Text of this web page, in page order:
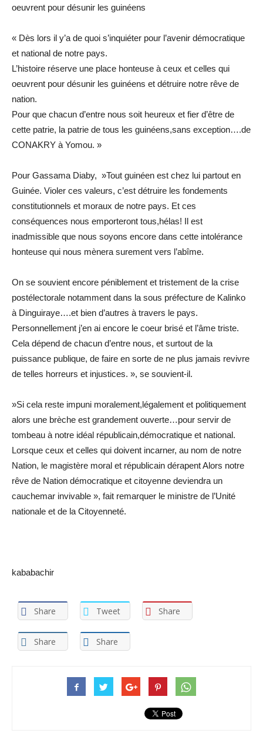
oeuvrent pour désunir les guinéens
« Dès lors il y’a de quoi s’inquiéter pour l’avenir démocratique
et national de notre pays.
L’histoire réserve une place honteuse à ceux et celles qui
oeuvrent pour désunir les guinéens et détruire notre rêve de
nation.
Pour que chacun d’entre nous soit heureux et fier d’être de
cette patrie, la patrie de tous les guinéens,sans exception….de
CONAKRY à Yomou. »
Pour Gassama Diaby, »Tout guinéen est chez lui partout en
Guinée. Violer ces valeurs, c’est détruire les fondements
constitutionnels et moraux de notre pays. Et ces
conséquences nous emporteront tous,hélas! Il est
inadmissible que nous soyons encore dans cette intolérance
honteuse qui nous mènera surement vers l’abîme.
On se souvient encore péniblement et tristement de la crise
postélectorale notamment dans la sous préfecture de Kalinko
à Dinguiraye….et bien d’autres à travers le pays.
Personnellement j’en ai encore le coeur brisé et l’âme triste.
Cela dépend de chacun d’entre nous, et surtout de la
puissance publique, de faire en sorte de ne plus jamais revivre
de telles horreurs et injustices. », se souvient-il.
»Si cela reste impuni moralement,légalement et politiquement
alors une brèche est grandement ouverte…pour servir de
tombeau à notre idéal républicain,démocratique et national.
Lorsque ceux et celles qui doivent incarner, au nom de notre
Nation, le magistère moral et républicain dérapent Alors notre
rêve de Nation démocratique et citoyenne deviendra un
cauchemar invivable », fait remarquer le ministre de l’Unité
nationale et de la Citoyenneté.
kababachir
Share Tweet Share
Share Share